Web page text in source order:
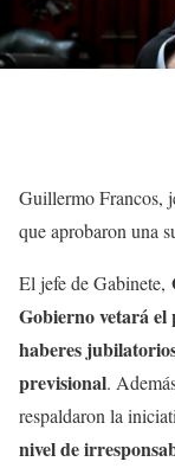
Guillermo Francos,
que aprobaron una
El jefe de Gabinete,
Gobierno vetará el
haberes
previsional.
respaldaron la
nivel de